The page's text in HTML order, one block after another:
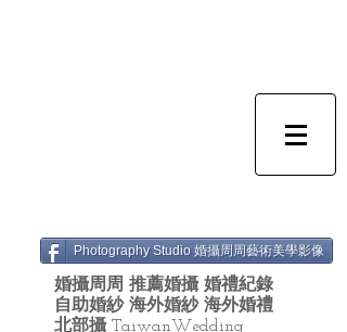
Photography Studio 婚攝周周藝術美學影像
婚攝周周 推薦婚攝 婚禮紀錄
自助婚紗 海外婚紗 海外婚禮
北部攝 TaiwanWedding